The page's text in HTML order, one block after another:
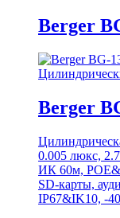
Berger
Berger
0.005 люкс,
ИК 60м,
SD-карты,
IP67&IK10, -